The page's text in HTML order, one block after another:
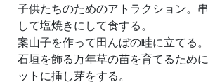
本来は、田植え祭りの昼食に鶏肉のバ
キューを供するのだが、今年は雨のため
それが出来なかった。それで、今回、そ
埋め合わせをすることになったのだ。
子供たちのためのアトラクション。
して塩焼きにして食する。
案山子を作って田んぼの畦に立てる。
石垣を飾る万年草の苗を育てるため
ットに挿し芽をする。